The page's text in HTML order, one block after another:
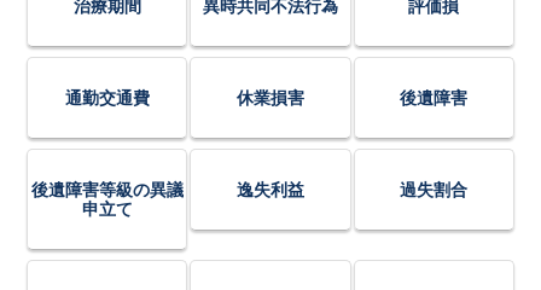
治療期間 異時共同不法行為 評価損
通勤交通費 休業損害 後遺障害
後遺障害等級の異議
申立て
逸失利益 過失割合